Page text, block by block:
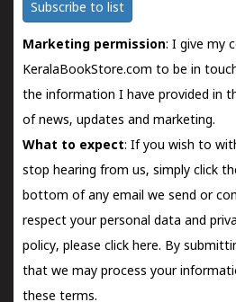
Subscribe to list
Marketing permission: I give my
KeralaBookStore.com to be in
the information I have provided in
of news, updates and marketing.
What to expect: If you wish to
stop hearing from us, simply click
bottom of any email we send or
respect your personal data and
policy, please click here. By
that we may process your
these terms.